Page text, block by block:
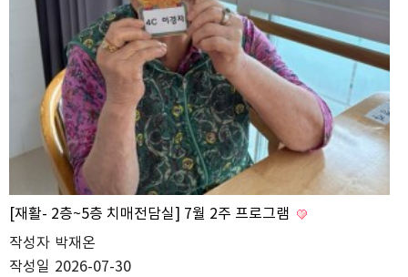
[재활- 2층~5층 치매전담실] 7월 2주 프로그램
작성자 박재온
작성일 2026-07-30